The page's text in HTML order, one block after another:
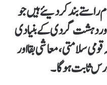
راستے بند کردیئے ہیں جو
اور دہشت گردی کے بنیادی
سلامتی، معاشی بقا اور
ثابت ہوگا۔